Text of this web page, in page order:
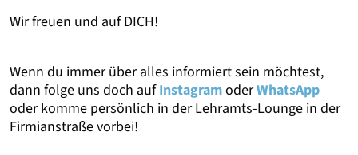
Wir freuen und auf DICH!
Wenn du immer über alles informiert sein möchtest,
dann folge uns doch aufInstagramoderWhatsApp
oder komme persönlich in der Lehramts-Lounge in der
Firmianstraße vorbei!